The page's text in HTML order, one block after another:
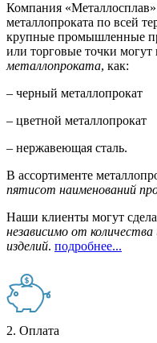
Компания
металлопроката по всей
крупные промышленные
или торговые точки могут
металлопроката, как:
– черный металлопрокат
– цветной металлопрокат
– нержавеющая сталь.
В ассортименте
пятисот наименований
Наши клиенты могут
независимо от
изделий. подробнее...
2. Оплата